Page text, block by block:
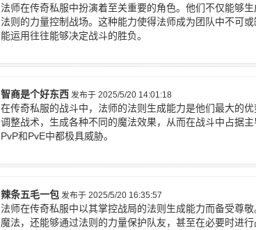
法师在传奇私服中扮演着至关重要的角色。他们不仅能够
法则的力量控制战场。这种能力使得法师成为团队中不可
能运用往往能够决定战斗的胜负。
智商是个好东西 发布于 2025/5/20 14:01:18
在传奇私服的战斗中，法师的法则生成能力是他们最大的
调整战术，生成各种不同的魔法效果，从而在战斗中占据
PvP和PvE中都极具威胁。
辣条五毛一包 发布于 2025/5/20 16:35:57
法师在传奇私服中以其掌控战局的法则生成能力而备受尊
魔法，还能够通过法则的力量保护队友，甚至在必要时进